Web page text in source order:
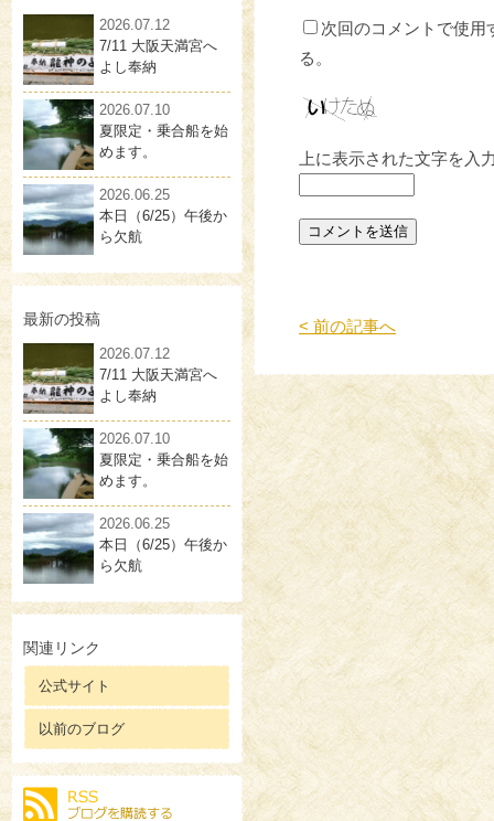
2026.07.12
7/11 大阪天満宮へ
よし奉納
2026.07.10
夏限定・乗合船を始
めます。
2026.06.25
本日（6/25）午後か
ら欠航
最新の投稿
2026.07.12
7/11 大阪天満宮へ
よし奉納
2026.07.10
夏限定・乗合船を始
めます。
2026.06.25
本日（6/25）午後か
ら欠航
関連リンク
公式サイト
以前のブログ
次回のコメントで使用
る。
上に表示された文字を入
< 前の記事へ